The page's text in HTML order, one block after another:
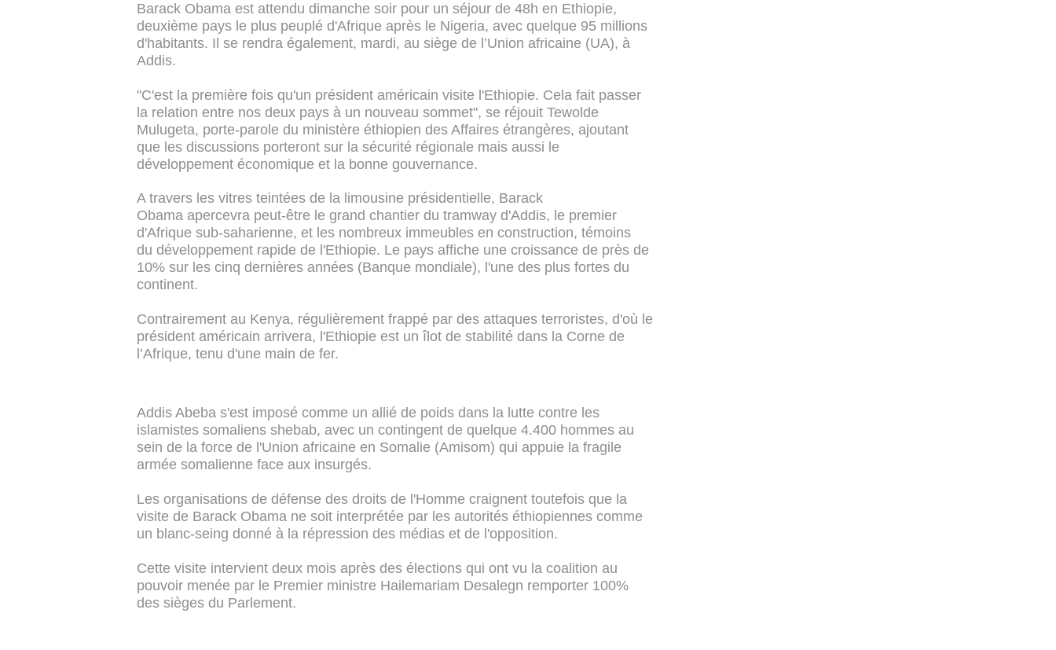
Barack Obama est attendu dimanche soir pour un séjour de 48h en Ethiopie,
deuxième pays le plus peuplé d'Afrique après le Nigeria, avec quelque 95 millions
d'habitants. Il se rendra également, mardi, au siège de l’Union africaine (UA), à
Addis.
"C'est la première fois qu'un président américain visite l'Ethiopie. Cela fait passer
la relation entre nos deux pays à un nouveau sommet", se réjouit Tewolde
Mulugeta, porte-parole du ministère éthiopien des Affaires étrangères, ajoutant
que les discussions porteront sur la sécurité régionale mais aussi le
développement économique et la bonne gouvernance.
A travers les vitres teintées de la limousine présidentielle, Barack
Obama apercevra peut-être le grand chantier du tramway d'Addis, le premier
d'Afrique sub-saharienne, et les nombreux immeubles en construction, témoins
du développement rapide de l'Ethiopie. Le pays affiche une croissance de près de
10% sur les cinq dernières années (Banque mondiale), l'une des plus fortes du
continent.
Contrairement au Kenya, régulièrement frappé par des attaques terroristes, d'où le
président américain arrivera, l'Ethiopie est un îlot de stabilité dans la Corne de
l’Afrique, tenu d'une main de fer.
Addis Abeba s'est imposé comme un allié de poids dans la lutte contre les
islamistes somaliens shebab, avec un contingent de quelque 4.400 hommes au
sein de la force de l'Union africaine en Somalie (Amisom) qui appuie la fragile
armée somalienne face aux insurgés.
Les organisations de défense des droits de l'Homme craignent toutefois que la
visite de Barack Obama ne soit interprétée par les autorités éthiopiennes comme
un blanc-seing donné à la répression des médias et de l'opposition.
Cette visite intervient deux mois après des élections qui ont vu la coalition au
pouvoir menée par le Premier ministre Hailemariam Desalegn remporter 100%
des sièges du Parlement.